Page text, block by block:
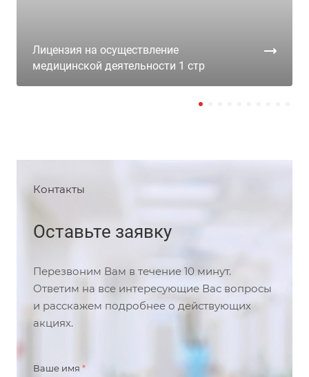
Лицензия на осуществление
медицинской деятельности 1 стр
Контакты
Оставьте заявку
Перезвоним Вам в течение 10 минут.
Ответим на все интересующие Вас вопросы
и расскажем подробнее о действующих
акциях.
Ваше имя *